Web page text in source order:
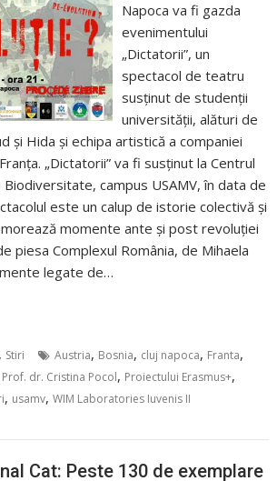
Napoca va fi gazda
evenimentului
„Dictatorii”, un
spectacol de teatru
susținut de studenții
universității, alături de
și Hida și echipa artistică a companiei
„Dictatorii” va fi susținut la Centrul
campus USAMV, în data de
este un calup de istorie colectivă și
momente ante și post revoluției
piesa Complexul România, de Mihaela
legate de…
, Stiri Austria, Bosnia, cluj napoca, Franta,
Prof. dr. Cristina Pocol, Proiectului Erasmus+,
, usamv,WIM Laboratories Iuvenis II
Cat: Peste 130 de exemplare